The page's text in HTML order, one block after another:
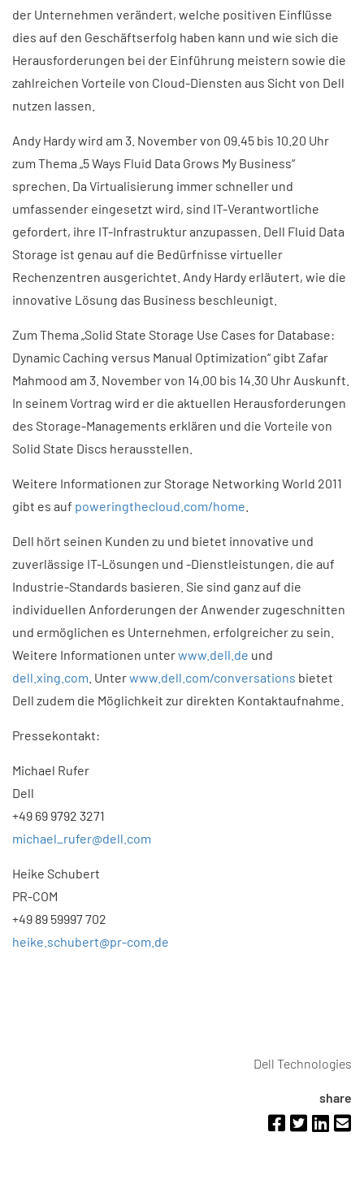
der Unternehmen verändert, welche positiven Einflüsse
dies auf den Geschäftserfolg haben kann und wie sich die
Herausforderungen bei der Einführung meistern sowie die
zahlreichen Vorteile von Cloud-Diensten aus Sicht von Dell
nutzen lassen.
Andy Hardy wird am 3. November von 09.45 bis 10.20 Uhr
zum Thema „5 Ways Fluid Data Grows My Business“
sprechen. Da Virtualisierung immer schneller und
umfassender eingesetzt wird, sind IT-Verantwortliche
gefordert, ihre IT-Infrastruktur anzupassen. Dell Fluid Data
Storage ist genau auf die Bedürfnisse virtueller
Rechenzentren ausgerichtet. Andy Hardy erläutert, wie die
innovative Lösung das Business beschleunigt.
Zum Thema „Solid State Storage Use Cases for Database:
Dynamic Caching versus Manual Optimization“ gibt Zafar
Mahmood am 3. November von 14.00 bis 14.30 Uhr Auskunft.
In seinem Vortrag wird er die aktuellen Herausforderungen
des Storage-Managements erklären und die Vorteile von
Solid State Discs herausstellen.
Weitere Informationen zur Storage Networking World 2011
gibt es auf poweringthecloud.com/home
Dell hört seinen Kunden zu und bietet innovative und
zuverlässige IT-Lösungen und -Dienstleistungen, die auf
Industrie-Standards basieren. Sie sind ganz auf die
individuellen Anforderungen der Anwender zugeschnitten
und ermöglichen es Unternehmen, erfolgreicher zu sein.
Weitere Informationen unterwww.dell.de und
dell.xing.com . Unterwww.dell.com/conversations bietet
Dell zudem die Möglichkeit zur direkten Kontaktaufnahme.
Pressekontakt:
Michael Rufer
Dell
+49 69 9792 3271
michael_rufer@dell.com
Heike Schubert
PR-COM
+49 89 59997 702
heike.schubert@pr-com.de
Dell Technologies
share